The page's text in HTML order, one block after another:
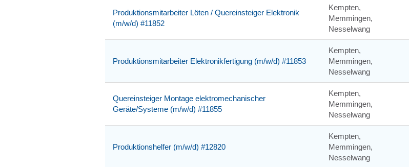
Produktionsmitarbeiter Löten / Quereinsteiger Elektronik
(m/w/d) #11852
Kempten,
Memmingen,
Nesselwang
Produktionsmitarbeiter Elektronikfertigung (m/w/d) #11853
Kempten,
Memmingen,
Nesselwang
Quereinsteiger Montage elektromechanischer
Geräte/Systeme (m/w/d) #11855
Kempten,
Memmingen,
Nesselwang
Produktionshelfer (m/w/d) #12820
Kempten,
Memmingen,
Nesselwang